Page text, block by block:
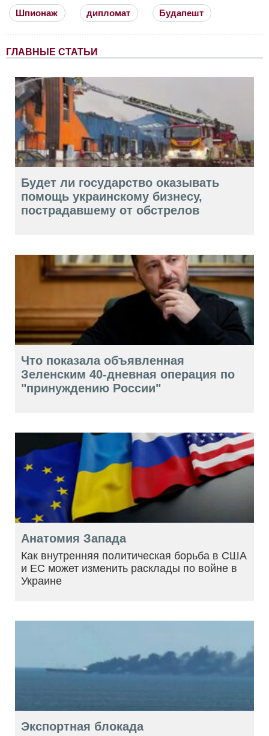
Шпионаж дипломат Будапешт
ГЛАВНЫЕ СТАТЬИ
Будет ли государство оказывать
помощь украинскому бизнесу,
пострадавшему от обстрелов
Что показала объявленная
Зеленским 40-дневная операция по
"принуждению России"
Анатомия Запада
Как внутренняя политическая борьба в США
и ЕС может изменить расклады по войне в
Украине
Экспортная блокада